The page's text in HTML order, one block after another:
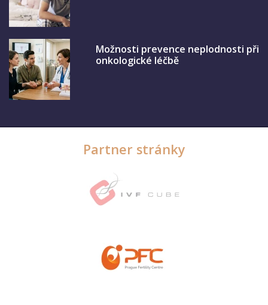
Možnosti prevence neplodnosti při
onkologické léčbě
Partner stránky